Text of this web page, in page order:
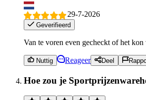
29-7-2026
Geverifieerd
Van te voren even gecheckt of het
Nuttig Reageer Deel
Hoe zou je